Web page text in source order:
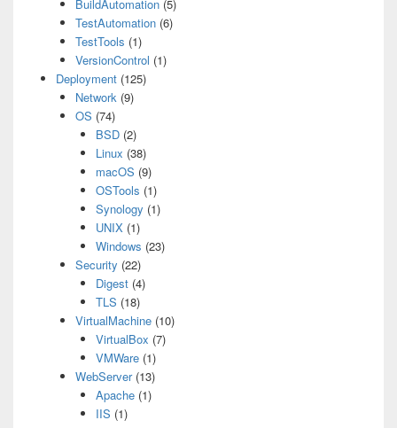
BuildAutomation (5)
TestAutomation (6)
TestTools (1)
VersionControl (1)
Deployment(125)
Network (9)
OS (74)
BSD(2)
Linux (38)
macOS (9)
OSTools (1)
Synology (1)
UNIX(1)
Windows (23)
Security (22)
Digest(4)
TLS (18)
VirtualMachine (10)
VirtualBox (7)
VMWare(1)
WebServer(13)
Apache(1)
IIS (1)